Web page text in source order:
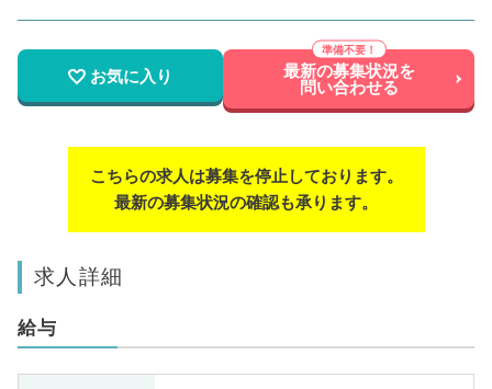
お気に入り 最新の募集状況を
問い合わせる
こちらの求人は募集を停止しております。
最新の募集状況の確認も承ります。
求人詳細
給与